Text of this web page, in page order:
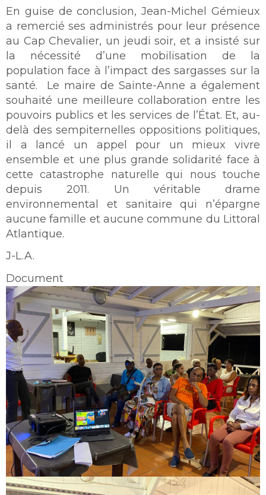
En guise de conclusion, Jean-Michel Gémieux
a remercié ses administrés pour leur présence
au Cap Chevalier, un jeudi soir, et a insisté sur
la nécessité d’une mobilisation de la
population face à l’impact des sargasses sur la
santé. Le maire de Sainte-Anne a également
souhaité une meilleure collaboration entre les
pouvoirs publics et les services de l’État. Et, au-
delà des sempiternelles oppositions politiques,
il a lancé un appel pour un mieux vivre
ensemble et une plus grande solidarité face à
cette catastrophe naturelle qui nous touche
depuis 2011. Un véritable drame
environnemental et sanitaire qui n’épargne
aucune famille et aucune commune du Littoral
Atlantique.
J-L.A.
Document
Image
Image